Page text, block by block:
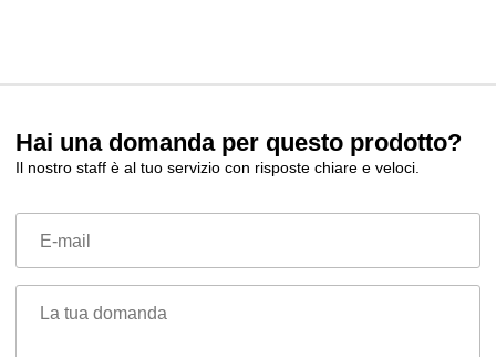
Hai una domanda per questo prodotto?
Il nostro staff è al tuo servizio con risposte chiare e veloci.
E-mail
La tua domanda